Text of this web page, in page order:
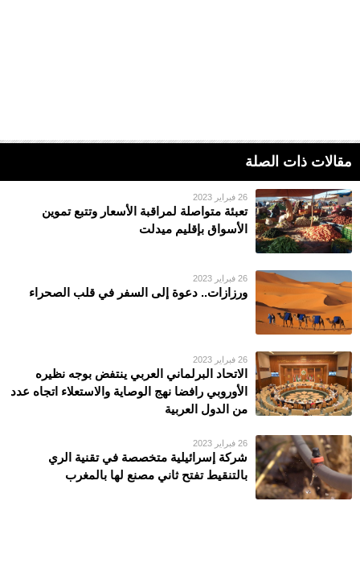
مقالات ذات الصلة
26 فبراير 2023
تعبئة متواصلة لمراقبة الأسعار وتتبع تموين
الأسواق بإقليم ميدلت
26 فبراير 2023
ورزازات.. دعوة إلى السفر في قلب الصحراء
26 فبراير 2023
الاتحاد البرلماني العربي ينتفض بوجه نظيره
الأوروبي رافضا نهج الوصاية والاستعلاء اتجاه عدد
من الدول العربية
26 فبراير 2023
شركة إسرائيلية متخصصة في تقنية الري
بالتنقيط تفتح ثاني مصنع لها بالمغرب